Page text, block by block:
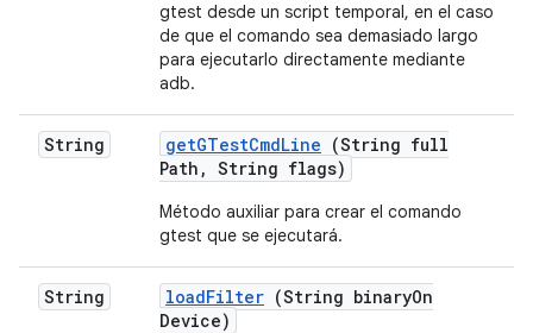
gtest desde un script temporal, en el caso
de que el comando sea demasiado largo
para ejecutarlo directamente mediante
adb.
String getGTestCmdLine (String full
Path , String flags)
Método auxiliar para crear el comando
gtest que se ejecutará.
String loadFilter (String binaryOn
Device)